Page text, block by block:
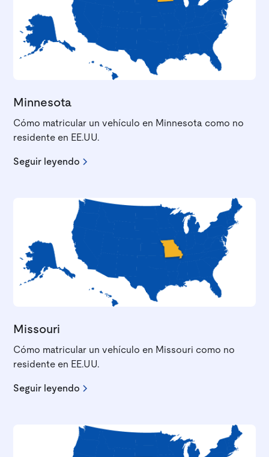
Minnesota
Cómo matricular un vehículo en Minnesota como no
residente en EE.UU.
Seguir leyendo
Missouri
Cómo matricular un vehículo en Missouri como no
residente en EE.UU.
Seguir leyendo